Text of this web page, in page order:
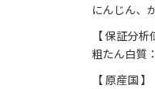
にんじん、
【 保証分析
粗たん白質
【 原産国 】